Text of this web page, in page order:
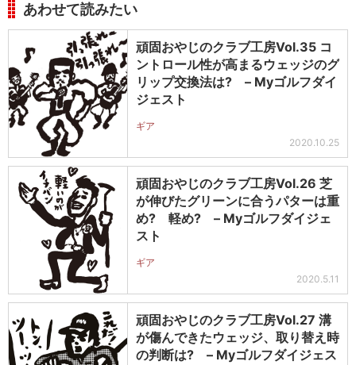
あわせて読みたい
頑固おやじのクラブ工房Vol.35 コ
ントロール性が高まるウェッジのグ
リップ交換法は? – Myゴルフダイ
ジェスト
ギア
2020.10.25
頑固おやじのクラブ工房Vol.26 芝
が伸びたグリーンに合うパターは重
め? 軽め? – Myゴルフダイジェ
スト
ギア
2020.5.11
頑固おやじのクラブ工房Vol.27 溝
が傷んできたウェッジ、取り替え時
の判断は? – Myゴルフダイジェス